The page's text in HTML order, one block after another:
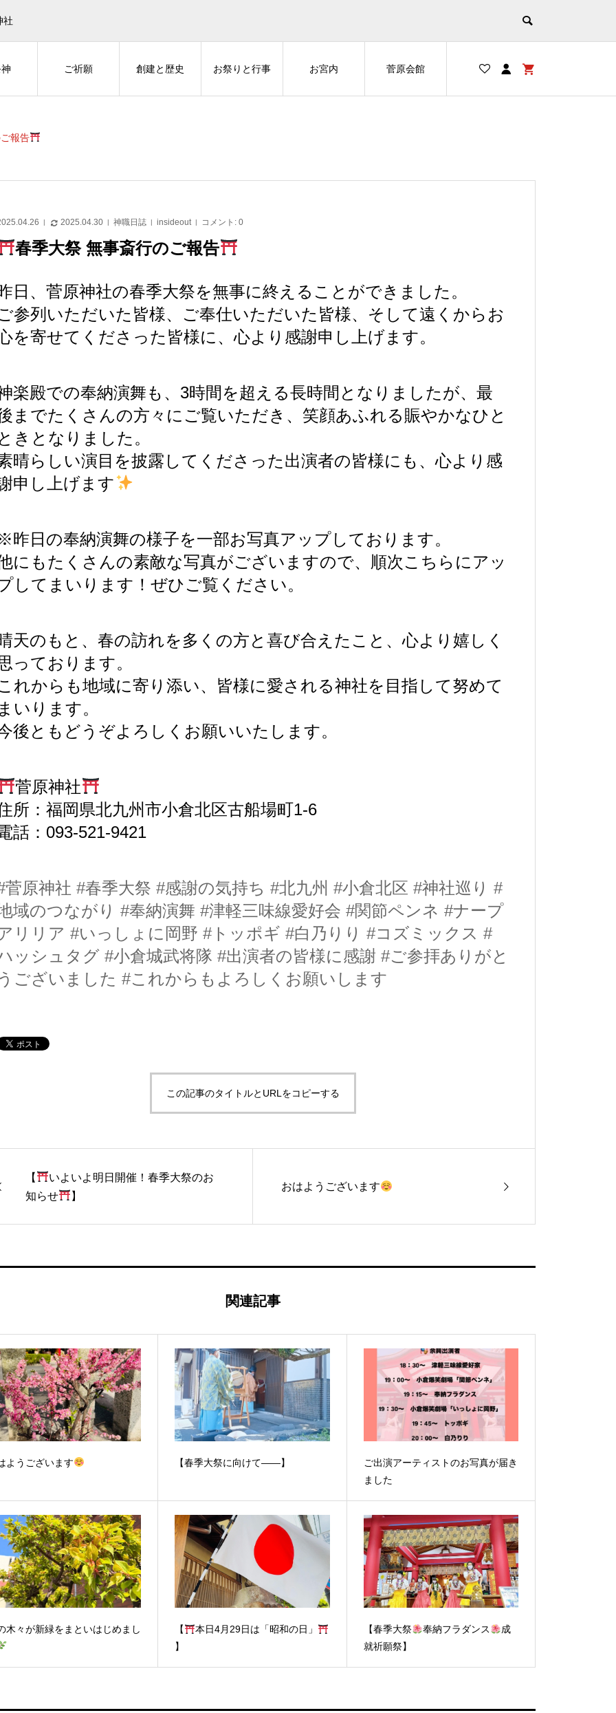
社
ご祈願 創建と歴史 お祭りと行事 お宮内 菅原会館
報告
2025.04.30 神職日誌 insideout コメント: 0
春季大祭 無事斎行のご報告
日、菅原神社の春季大祭を無事に終えることができました。
参列いただいた皆様、ご奉仕いただいた皆様、そして遠くからお
を寄せてくださった皆様に、心より感謝申し上げます。
楽殿での奉納演舞も、3時間を超える長時間となりましたが、最
までたくさんの方々にご覧いただき、笑顔あふれる賑やかなひと
きとなりました。
晴らしい演目を披露してくださった出演者の皆様にも、心より感
申し上げます
昨日の奉納演舞の様子を一部お写真アップしております。
にもたくさんの素敵な写真がございますので、順次こちらにアッ
してまいります！ぜひご覧ください。
天のもと、春の訪れを多くの方と喜び合えたこと、心より嬉しく
っております。
れからも地域に寄り添い、皆様に愛される神社を目指して努めて
いります。
後ともどうぞよろしくお願いいたします。
菅原神社
所：福岡県北九州市小倉北区古船場町1-6
話：093-521-9421
菅原神社 #春季大祭 #感謝の気持ち #北九州 #小倉北区 #神社巡り #
域のつながり #奉納演舞 #津軽三味線愛好会 #関節ペンネ #ナープ
リリア #いっしょに岡野 #トッポギ #白乃りり #コズミックス #
ッシュタグ #小倉城武将隊 #出演者の皆様に感謝 #ご参拝ありがと
ございました #これからもよろしくお願いします
この記事のタイトルとURLをコピーする
【
いよいよ明日開催！春季大祭のお
知らせ
】
おはようございます
関連記事
ようございます 【春季大祭に向けて——】
ご出演アーティストのお写真が届き
ました
木々が新緑をまといはじめまし 【
本日4月29日は「昭和の日」
】
【春季大祭 奉納フラダンス
成
就祈願祭】